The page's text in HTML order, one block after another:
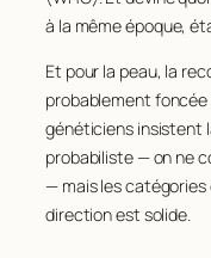
à la même époque,
Et pour la peau, la
probablement
généticiens insistent
probabiliste — on ne
— mais les catégories
direction est solide.